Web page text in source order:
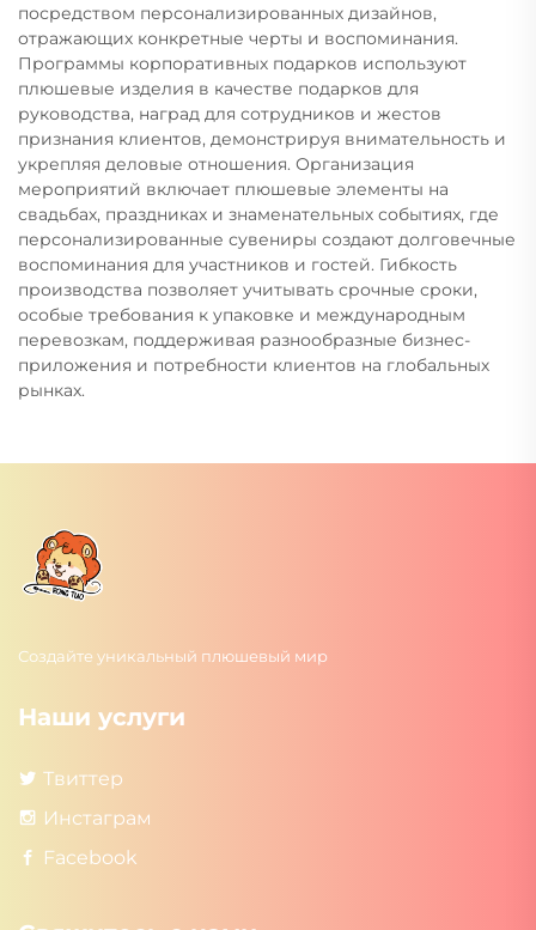
посредством персонализированных дизайнов,
отражающих конкретные черты и воспоминания.
Программы корпоративных подарков используют
плюшевые изделия в качестве подарков для
руководства, наград для сотрудников и жестов
признания клиентов, демонстрируя внимательность и
укрепляя деловые отношения. Организация
мероприятий включает плюшевые элементы на
свадьбах, праздниках и знаменательных событиях, где
персонализированные сувениры создают долговечные
воспоминания для участников и гостей. Гибкость
производства позволяет учитывать срочные сроки,
особые требования к упаковке и международным
перевозкам, поддерживая разнообразные бизнес-
приложения и потребности клиентов на глобальных
рынках.
Создайте уникальный плюшевый мир
Наши услуги
Твиттер
Инстаграм
Facebook